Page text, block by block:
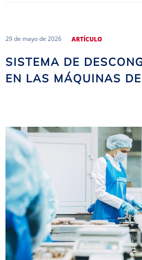
29 de mayo de 2026 ARTÍCULO
SISTEMA DE
EN LAS MÁQUINAS